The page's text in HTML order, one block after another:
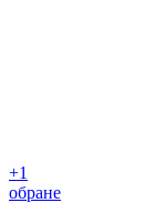
+1
обране